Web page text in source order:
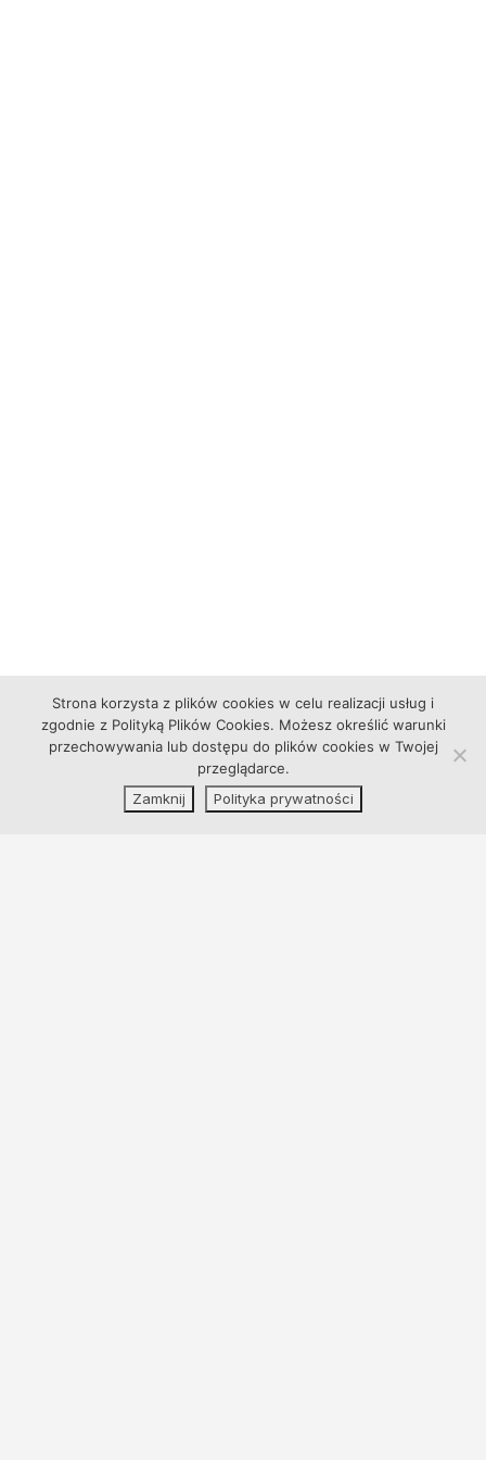
Strona korzysta z plików cookies w celu realizacji usług i
zgodnie z Polityką Plików Cookies. Możesz określić warunki
przechowywania lub dostępu do plików cookies w Twojej
przeglądarce.
Zamknij
Polityka prywatności